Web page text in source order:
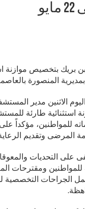
بتخصيص موازنة
الاثنين مدير
استثنائية طارئة
للمواطنين، مؤكداً
المرضى وتقديم
على التحديات
ومقترحات
الجراحات التخصصية